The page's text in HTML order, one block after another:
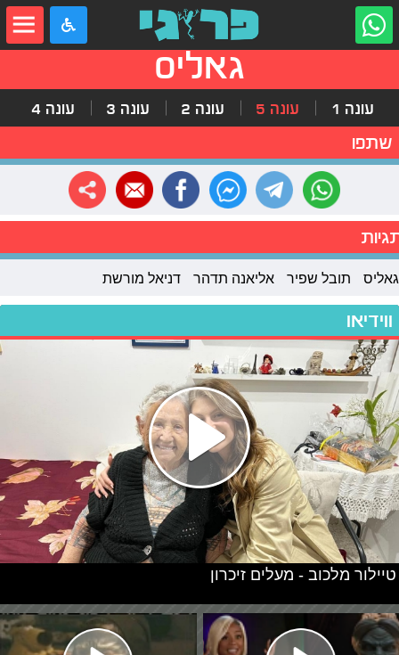
גאליס
עונה 1 עונה 5 עונה 2 עונה 3 עונה 4
שתפו
גאליס תובל שפיר אליאנה תדהר דניאל מורשת
ווידיאו
טיילור מלכוב - מעלים זיכרון